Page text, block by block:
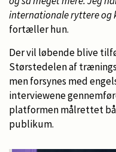
internationale ryttere og
fortæller hun.
Der vil løbende blive
Størstedelen af
men forsynes med
interviewene
platformen målrettet
publikum.